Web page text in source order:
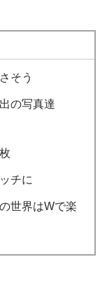
そう
の写真達
チに
世界はWで楽